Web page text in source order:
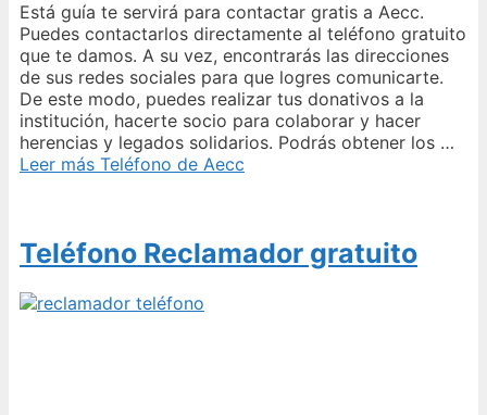
Está guía te servirá para contactar gratis a Aecc.
Puedes contactarlos directamente al teléfono gratuito
que te damos. A su vez, encontrarás las direcciones
de sus redes sociales para que logres comunicarte.
De este modo, puedes realizar tus donativos a la
institución, hacerte socio para colaborar y hacer
herencias y legados solidarios. Podrás obtener los …
Leer más Teléfono de Aecc
Teléfono Reclamador gratuito